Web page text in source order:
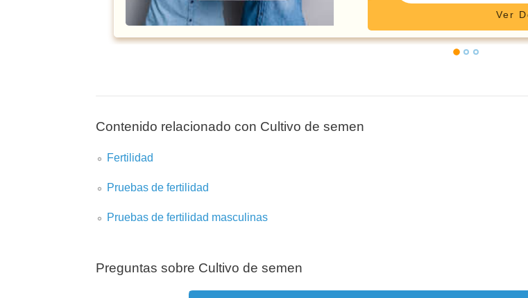
Ver
Contenido relacionado con Cultivo de semen
Fertilidad
Pruebas de fertilidad
Pruebas de fertilidad masculinas
Preguntas sobre Cultivo de semen